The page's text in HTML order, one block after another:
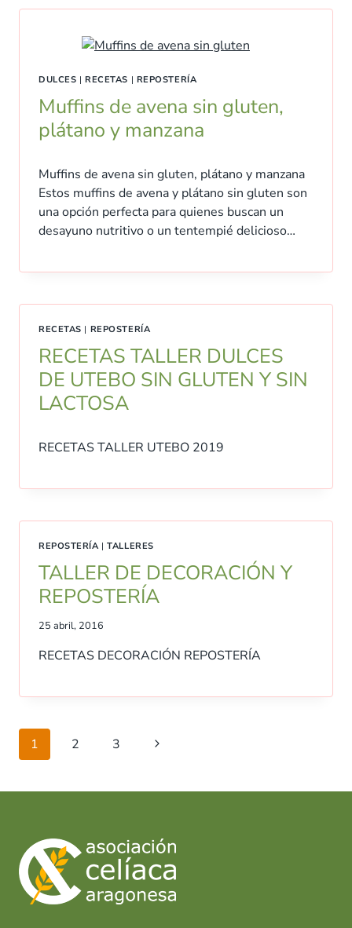
DULCES |RECETAS | REPOSTERÍA
Muffins de avena sin gluten,
plátano y manzana
Muffins de avena sin gluten, plátano y manzana
Estos muffins de avena y plátano sin gluten son
una opción perfecta para quienes buscan un
desayuno nutritivo o un tentempié delicioso…
RECETAS | REPOSTERÍA
RECETAS TALLER DULCES
DE UTEBO SIN GLUTEN Y SIN
LACTOSA
RECETAS TALLER UTEBO 2019
REPOSTERÍA|TALLERES
TALLER DE DECORACIÓN Y
REPOSTERÍA
25 abril, 2016
RECETAS DECORACIÓN REPOSTERÍA
Navegación
de
página
1 2 3
Siguiente